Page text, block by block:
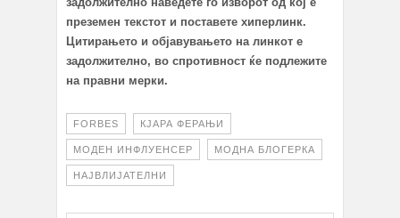
преземен текстот и поставете хиперлинк.
Цитирањето и објавувањето на линкот е
задолжително, во спротивност ќе подлежите
на правни мерки.
FORBES КЈАРА ФЕРАЊИ
МОДЕН ИНФЛУЕНСЕР МОДНА БЛОГЕРКА
НАЈВЛИЈАТЕЛНИ